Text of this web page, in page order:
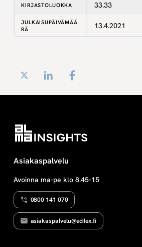
KIRJASTOLUOKKA 33.33
JULKAISUPÄIVÄMÄÄ
RÄ
13.4.2021
Twitter LinkedIn
Asiakaspalvelu
Avoinna ma-pe klo 8.45-15
0800 141 070
asiakaspalvelu@edilex.fi